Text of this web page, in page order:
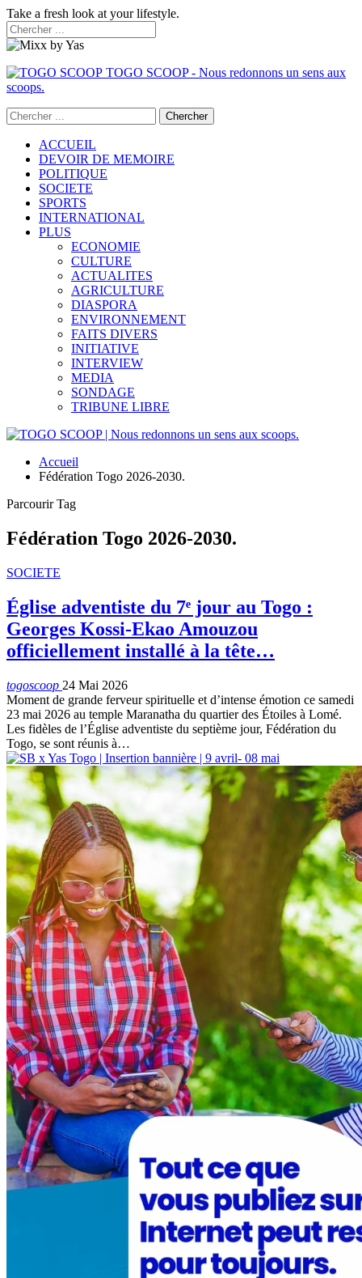
Take a fresh look at your lifestyle.
TOGO SCOOP - Nous redonnons un sens aux
scoops.
ACCUEIL
DEVOIR DE MEMOIRE
POLITIQUE
SOCIETE
SPORTS
INTERNATIONAL
PLUS
ECONOMIE
CULTURE
ACTUALITES
AGRICULTURE
DIASPORA
ENVIRONNEMENT
FAITS DIVERS
INITIATIVE
INTERVIEW
MEDIA
SONDAGE
TRIBUNE LIBRE
Accueil
Fédération Togo 2026-2030.
Parcourir Tag
Fédération Togo 2026-2030.
SOCIETE
Église adventiste du 7ᵉ jour au Togo :
Georges Kossi-Ekao Amouzou
officiellement installé à la tête…
togoscoop 24 Mai 2026
Moment de grande ferveur spirituelle et d’intense émotion ce samedi
23 mai 2026 au temple Maranatha du quartier des Étoiles à Lomé.
Les fidèles de l’Église adventiste du septième jour, Fédération du
Togo, se sont réunis à…